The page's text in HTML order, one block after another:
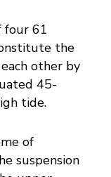
four 61
the
other by
45-
tide.
of
suspension